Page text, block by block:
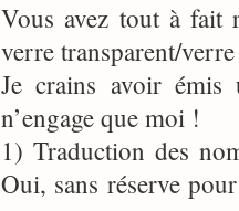
Vous avez tout à fait
verre transparent/
Je crains avoir émis
n’engage que moi !
1) Traduction des
Oui, sans réserve